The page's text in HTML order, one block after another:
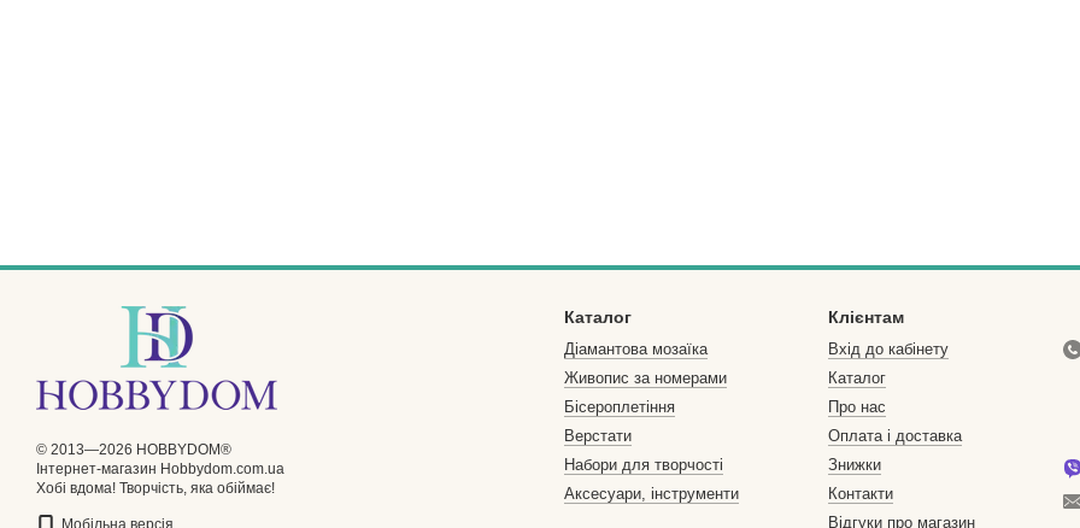
© 2013—2026 HOBBYDOM®
Інтернет-магазин Hobbydom.com.ua
Хобі вдома! Творчість, яка обіймає!
Мобільна версія
Каталог
Діамантова мозаїка
Живопис за номерами
Бісероплетіння
Верстати
Набори для творчості
Аксесуари, інструменти
Клієнтам
Вхід до кабінету
Каталог
Про нас
Оплата і доставка
Знижки
Контакти
Відгуки про магазин